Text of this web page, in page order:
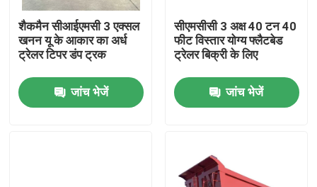
शैकमैन सीआईएमसी 3 एक्सल
खनन यू के आकार का अर्ध
ट्रेलर टिपर डंप ट्रक
जांच भेजें
सीएमसीसी 3 अक्ष 40 टन 40
फीट विस्तार योग्य फ्लैटबेड
ट्रेलर बिक्री के लिए
जांच भेजें